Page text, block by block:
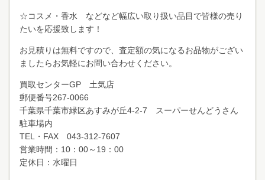
☆コスメ・香水 などなど幅広い取り扱い品目で皆様の売り
たいを応援致します！
お見積りは無料ですので、査定額の気になるお品物がござい
ましたらお気軽にお問い合わせください。
買取センターGP 土気店
郵便番号267-0066
千葉県千葉市緑区あすみが丘4-2-7 スーパーせんどうさん
駐車場内
TEL・FAX 043-312-7607
営業時間：10：00～19：00
定休日：水曜日